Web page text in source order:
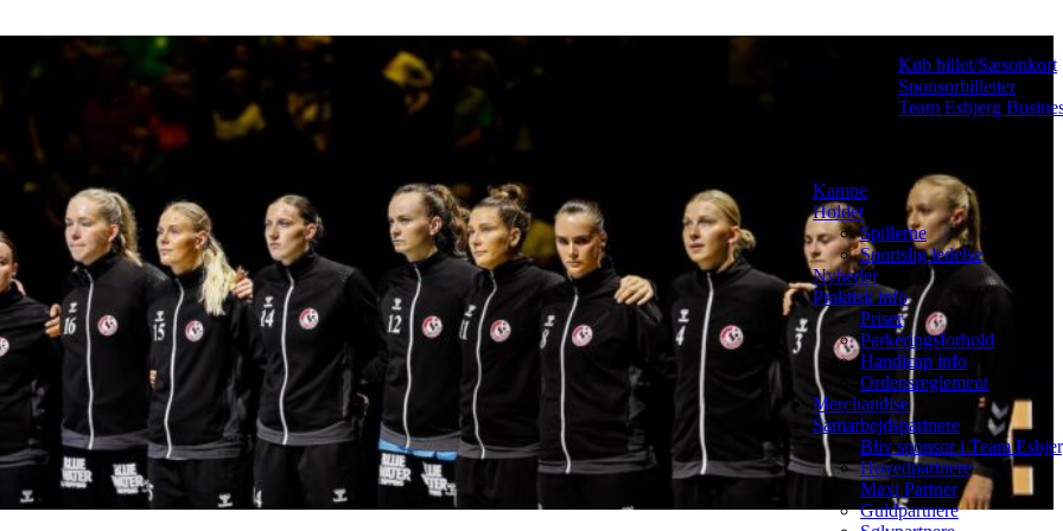
Køb billet/Sæsonkort
Sponsorbilletter
Team Esbjerg
Kampe
Holdet
Spillerne
Sportslig ledelse
Nyheder
Praktisk info
Priser
Parkeringsforhold
Handicap info
Ordensreglement
Merchandise
Samarbejdspartnere
Bliv sponsor i Team
Hovedpartnere
Maxi Partner
Guldpartnere